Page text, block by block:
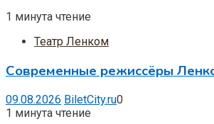
1 минута чтение
Театр Ленком
Современные режиссёры
09.08.2026 BiletCity.ru0
1 минута чтение